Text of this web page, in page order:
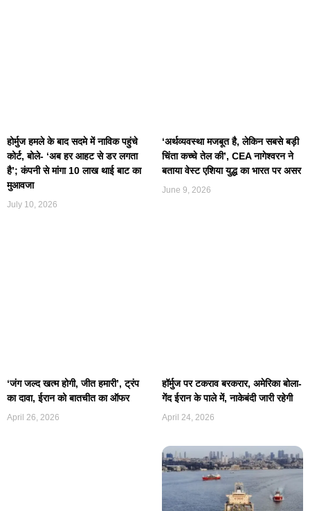
होर्मुज हमले के बाद सदमे में नाविक पहुंचे
कोर्ट, बोले- ‘अब हर आहट से डर लगता
है’; कंपनी से मांगा 10 लाख थाई बाट का
मुआवजा
July 10, 2026
‘अर्थव्यवस्था मजबूत है, लेकिन सबसे बड़ी
चिंता कच्चे तेल की’, CEA नागेश्वरन ने
बताया वेस्ट एशिया युद्ध का भारत पर असर
June 9, 2026
‘जंग जल्द खत्म होगी, जीत हमारी’, ट्रंप
का दावा, ईरान को बातचीत का ऑफर
April 26, 2026
हॉर्मुज पर टकराव बरकरार, अमेरिका बोला-
गेंद ईरान के पाले में, नाकेबंदी जारी रहेगी
April 24, 2026